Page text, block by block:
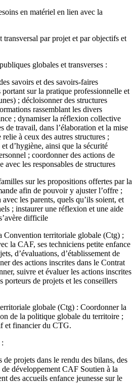
en matériel en lien avec la
transversal par projet et par objectifs et
globales et transverses :
savoirs et des savoirs-faires
sur la pratique professionnelle et
; décloisonner des structures
rassemblant les divers
; dynamiser la réflexion collective
de travail, dans l’élaboration et la mise
à ceux des autres structures ;
d’hygiène, ainsi que la sécurité
; coordonner des actions de
avec les responsables de structures
sur les propositions offertes par la
afin de pouvoir y ajuster l’offre ;
les parents, quels qu’ils soient, et
; instaurer une réflexion et une aide
difficile
territoriale globale (Ctg) ;
la CAF, ses techniciens petite enfance
d’évaluations, d’établissement de
des actions inscrites dans le Contrat
suivre et évaluer les actions inscrites
porteurs de projets et les conseillers
globale (Ctg) : Coordonner la
de la politique globale du territoire ;
et financier du CTG.
de projets dans le rendu des bilans, des
développement CAF Soutien à la
des accueils enfance jeunesse sur le